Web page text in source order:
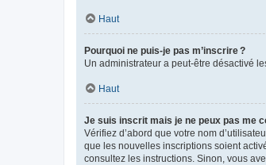
Haut
Pourquoi ne puis-je pas m’inscrire ?
Un administrateur a peut-être désactivé
Haut
Je suis inscrit mais je ne peux pas me
Vérifiez d’abord que votre nom
que les nouvelles inscriptions soient
consultez les instructions. Sinon, vous